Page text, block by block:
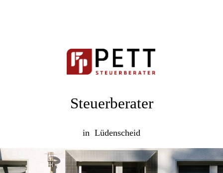
Steuerberater
in Lüdenscheid